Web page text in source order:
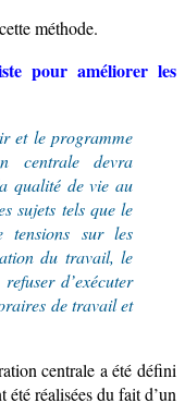
méthode.
pour améliorer les
et le programme
centrale devra
qualité de vie au
sujets tels que le
tensions sur les
du travail, le
d’exécuter
de travail et
centrale a été défini
été réaliséesdufait d’un